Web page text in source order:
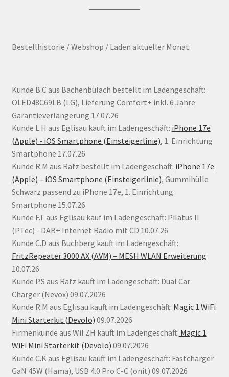
Bestellhistorie / Webshop / Laden aktueller Monat:
Kunde B.C aus Bachenbülach bestellt im Ladengeschäft:
OLED48C69LB (LG), Lieferung Comfort+ inkl. 6 Jahre
Garantieverlängerung 17.07.26
Kunde L.H aus Eglisau kauft im Ladengeschäft: iPhone 17e
(Apple) - iOS Smartphone (Einsteigerlinie), 1. Einrichtung
Smartphone 17.07.26
Kunde R.M aus Rafz bestellt im Ladengeschäft: iPhone 17e
(Apple) – iOS Smartphone (Einsteigerlinie), Gummihülle
Schwarz passend zu iPhone 17e, 1. Einrichtung
Smartphone 15.07.26
Kunde F.T aus Eglisau kauf im Ladengeschäft: Pilatus II
(PTec) - DAB+ Internet Radio mit CD 10.07.26
Kunde C.D aus Buchberg kauft im Ladengeschäft:
FritzRepeater 3000 AX (AVM) – MESH WLAN Erweiterung
10.07.26
Kunde P.S aus Rafz kauft im Ladengeschäft: Dual Car
Charger (Nevox) 09.07.2026
Kunde R.M aus Eglisau kauft im Ladengeschäft: Magic 1 WiFi
Mini Starterkit (Devolo) 09.07.2026
Firmenkunde aus Wil ZH kauft im Ladengeschäft: Magic 1
WiFi Mini Starterkit (Devolo) 09.07.2026
Kunde C.K aus Eglisau kauft im Ladengeschäft: Fastcharger
GaN 45W (Hama), USB 4.0 Pro C-C (onit) 09.07.2026